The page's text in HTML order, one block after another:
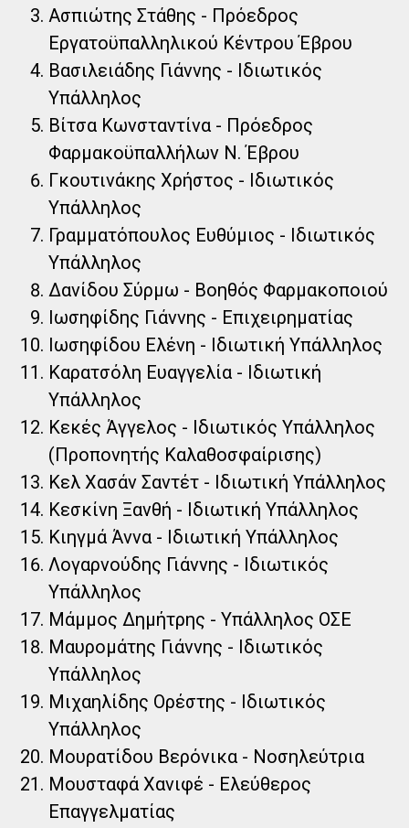
Ασπιώτης Στάθης - Πρόεδρος
Εργατοϋπαλληλικού Κέντρου Έβρου
Βασιλειάδης Γιάννης - Ιδιωτικός
Υπάλληλος
Βίτσα Κωνσταντίνα - Πρόεδρος
Φαρμακοϋπαλλήλων Ν. Έβρου
Γκουτινάκης Χρήστος - Ιδιωτικός
Υπάλληλος
Γραμματόπουλος Ευθύμιος - Ιδιωτικός
Υπάλληλος
Δανίδου Σύρμω - Βοηθός Φαρμακοποιού
Ιωσηφίδης Γιάννης - Επιχειρηματίας
Ιωσηφίδου Ελένη - Ιδιωτική Υπάλληλος
Καρατσόλη Ευαγγελία - Ιδιωτική
Υπάλληλος
Κεκές Άγγελος - Ιδιωτικός Υπάλληλος
(Προπονητής Καλαθοσφαίρισης)
Κελ Χασάν Σαντέτ - Ιδιωτική Υπάλληλος
Κεσκίνη Ξανθή - Ιδιωτική Υπάλληλος
Κιηγμά Άννα - Ιδιωτική Υπάλληλος
Λογαρνούδης Γιάννης - Ιδιωτικός
Υπάλληλος
Μάμμος Δημήτρης - Υπάλληλος ΟΣΕ
Μαυρομάτης Γιάννης - Ιδιωτικός
Υπάλληλος
Μιχαηλίδης Ορέστης - Ιδιωτικός
Υπάλληλος
Μουρατίδου Βερόνικα - Νοσηλεύτρια
Μουσταφά Χανιφέ - Ελεύθερος
Επαγγελματίας